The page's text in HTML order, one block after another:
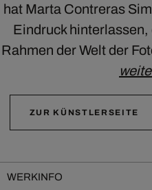
hat Marta Contreras
Eindruck
Rahmen der Welt der
ZUR KÜNSTLERSEITE
WERKINFO